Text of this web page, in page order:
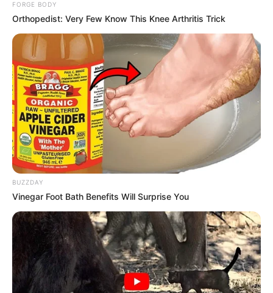
Manage Consent
To provide the best experiences, we use technologies like cookies to store
and/or access device information. Consenting to these technologies will
Гарячi
Культура
Нам пишуть
Партнерські матеріали
Події
Політика
Спорт
Схеми
НАПИШIТЬ НАМ
FORGE BODY
Orthopedist: Very Few Know This Knee Arthritis Trick
BUZZDAY
Vinegar Foot Bath Benefits Will Surprise You